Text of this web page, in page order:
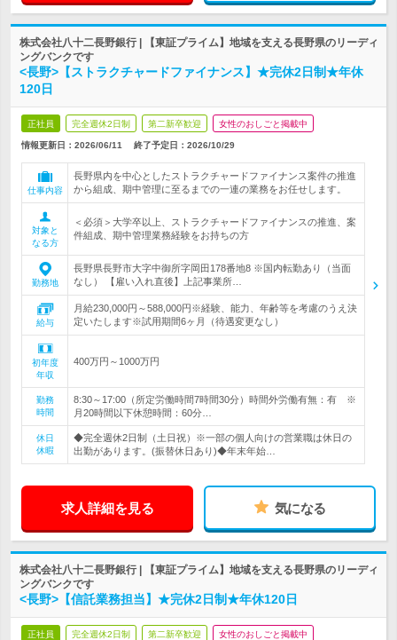
株式会社八十二長野銀行 | 【東証プライム】地域を支える長野県のリーディ
ングバンクです
<長野>【ストラクチャードファイナンス】★完休2日制★年休
120日
正社員 完全週休2日制 第二新卒歓迎 女性のおしごと掲載中
情報更新日：2026/06/11 終了予定日： 2026/10/29
仕事内容
長野県内を中心としたストラクチャードファイナンス案件の推進
から組成、期中管理に至るまでの一連の業務をお任せします。
対象と
なる方
＜必須＞大学卒以上、ストラクチャードファイナンスの推進、案
件組成、期中管理業務経験をお持ちの方
勤務地
長野県長野市大字中御所字岡田178番地8 ※国内転勤あり（当面
なし） 【雇い入れ直後】上記事業所…
給与
月給230,000円～588,000円※経験、能力、年齢等を考慮のうえ決
定いたします※試用期間6ヶ月（待遇変更なし）
初年度
年収
400万円～1000万円
勤務
時間
8:30～17:00（所定労働時間7時間30分）時間外労働有無：有 ※
月20時間以下休憩時間：60分…
休日
休暇
◆完全週休2日制（土日祝）※一部の個人向けの営業職は休日の
出勤があります。(振替休日あり)◆年末年始…
求人詳細を見る 気になる
株式会社八十二長野銀行 | 【東証プライム】地域を支える長野県のリーディ
ングバンクです
<長野>【信託業務担当】★完休2日制★年休120日
正社員 完全週休2日制 第二新卒歓迎 女性のおしごと掲載中